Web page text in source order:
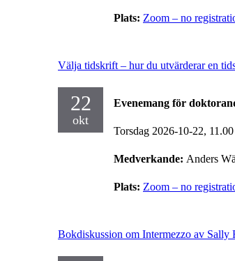
Plats: Zoom – no
Välja tidskrift – hur du utvärderar en
22
okt
Evenemang för
Torsdag 2026-10-22, 11.00
Medverkande: Anders
Plats: Zoom – no
Bokdiskussion om Intermezzo av Sally